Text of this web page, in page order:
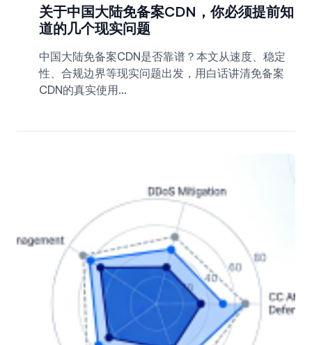
关于中国大陆免备案CDN，你必须提前知
道的几个现实问题
中国大陆免备案CDN是否靠谱？本文从速度、稳定
性、合规边界等现实问题出发，用白话讲清免备案
CDN的真实使用...